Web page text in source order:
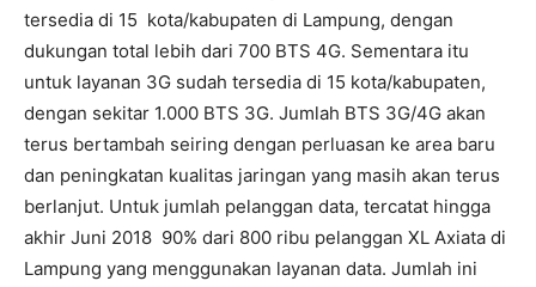
tersedia di 15 kota/kabupaten di Lampung, dengan
dukungan total lebih dari 700 BTS 4G. Sementara itu
untuk layanan 3G sudah tersedia di 15 kota/kabupaten,
dengan sekitar 1.000 BTS 3G. Jumlah BTS 3G/4G akan
terus bertambah seiring dengan perluasan ke area baru
dan peningkatan kualitas jaringan yang masih akan terus
berlanjut. Untuk jumlah pelanggan data, tercatat hingga
akhir Juni 2018 90% dari 800 ribu pelanggan XL Axiata di
Lampung yang menggunakan layanan data. Jumlah ini